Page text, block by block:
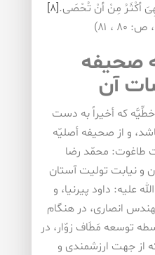
أكْثَرُ مِنْ أنْ تُحْصَى.[۸]
صحيفه
آن‏
كه أخيراً به دست
۴۰ دعا مى‏باشد، و از صحيفه أصليّه
طاغوت: محمّد رضا
و نيابت توليت آستان
داود پيرنيا، و
انصارى، در هنگام
توسعه مَطَاف زوّار، در
از جهت ارزشمندى و